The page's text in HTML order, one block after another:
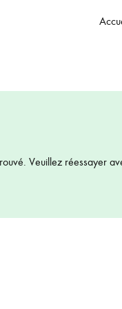
Veuillez réessayer